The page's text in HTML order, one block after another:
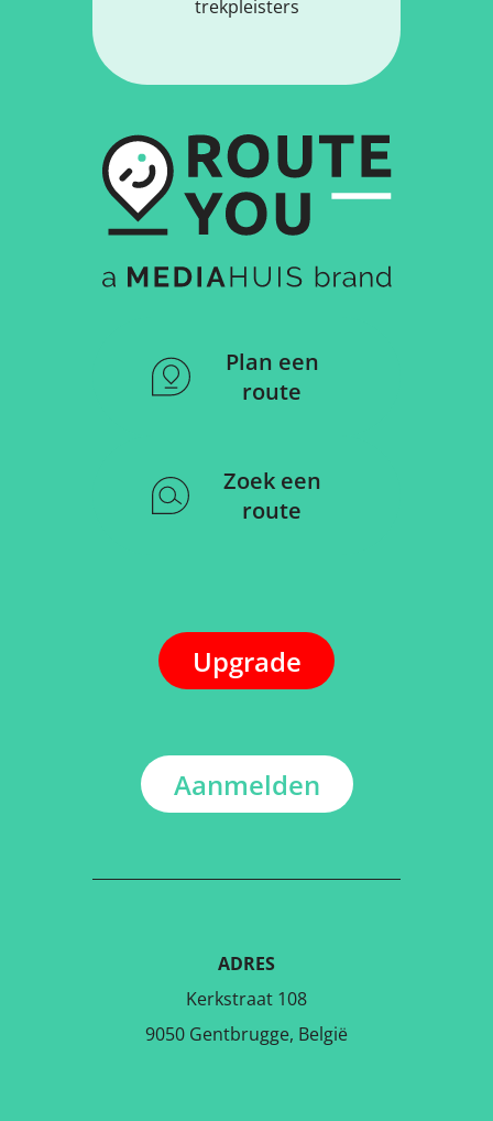
trekpleisters
Plan een
route
Zoek een
route
Upgrade
Aanmelden
ADRES
Kerkstraat 108
9050 Gentbrugge, België